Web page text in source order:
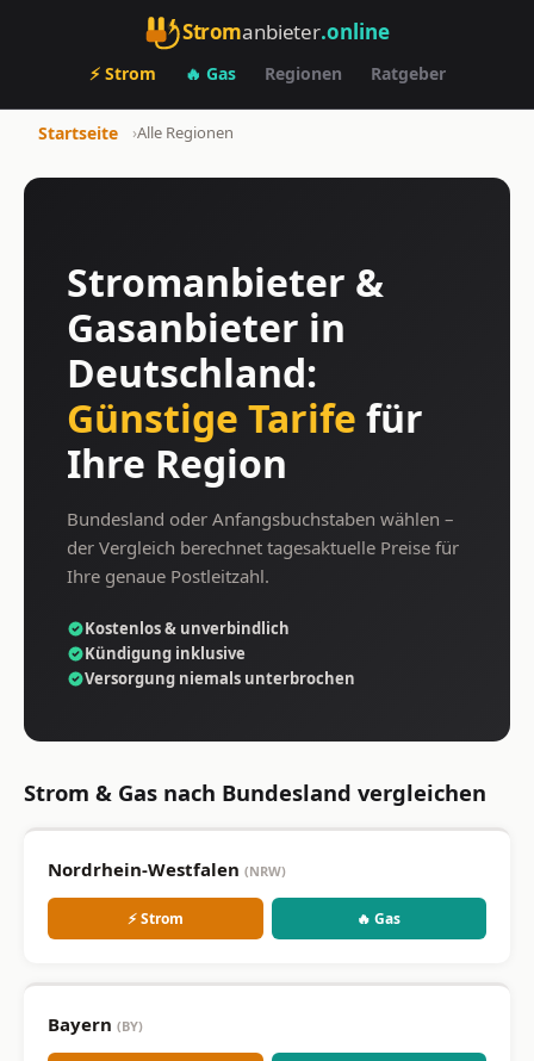
Stromanbieter.online
⚡ Strom 🔥 Gas Regionen Ratgeber
Startseite ›Alle Regionen
Stromanbieter &
Gasanbieter in
Deutschland:
Günstige Tarife für
Ihre Region
Bundesland oder Anfangsbuchstaben wählen –
der Vergleich berechnet tagesaktuelle Preise für
Ihre genaue Postleitzahl.
Kostenlos & unverbindlich
Kündigung inklusive
Versorgung niemals unterbrochen
Strom & Gas nach Bundesland vergleichen
Nordrhein-Westfalen (NRW)
⚡ Strom 🔥 Gas
Bayern (BY)